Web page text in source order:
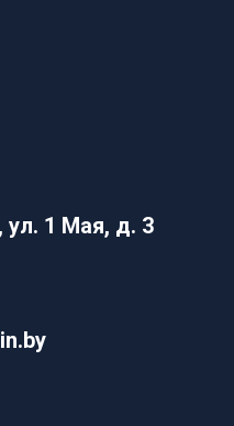
ул. 1 Мая, д. 3